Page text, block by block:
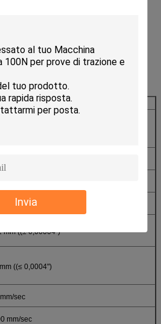
Invia
per contrassegnare il grafico effettivo e
il luogo del grafico di marcatura, 9 dita
sistema.
CTP 1pcs o 2pcs (può essere testato
mm ((± 0,00004")
((≤ 0,0004")
sec
mm/sec